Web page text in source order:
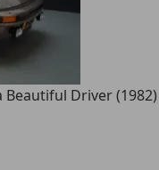
Beautiful Driver (1982)